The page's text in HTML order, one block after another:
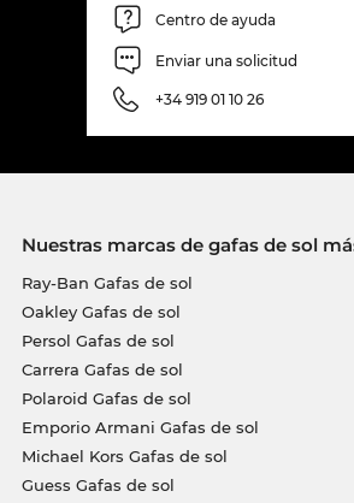
Centro de ayuda
Enviar una solicitud
+34 919 01 10 26
Nuestras marcas de gafas de sol
Ray-Ban Gafas de sol
Oakley Gafas de sol
Persol Gafas de sol
Carrera Gafas de sol
Polaroid Gafas de sol
Emporio Armani Gafas de sol
Michael Kors Gafas de sol
Guess Gafas de sol